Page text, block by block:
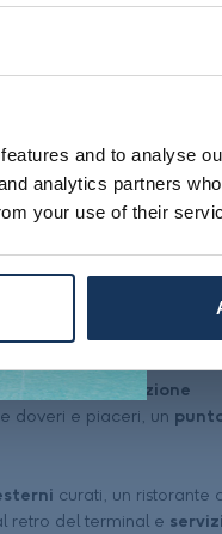
and to analyse
analytics partners
your use of their
ed una vocazione
doveri e piaceri, un
curati, un ristorante
retro del terminal e servizi